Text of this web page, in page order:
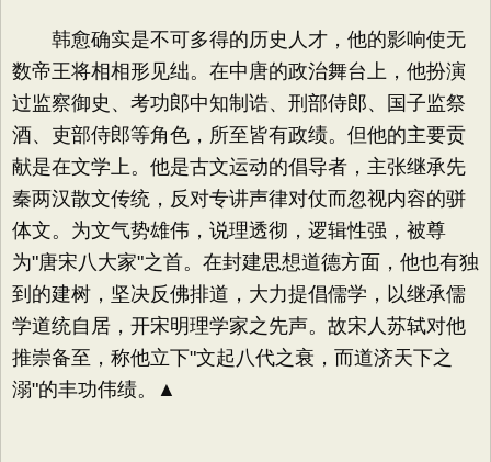
韩愈确实是不可多得的历史人才，他的影响使无
数帝王将相相形见绌。在中唐的政治舞台上，他扮演
过监察御史、考功郎中知制诰、刑部侍郎、国子监祭
酒、吏部侍郎等角色，所至皆有政绩。但他的主要贡
献是在文学上。他是古文运动的倡导者，主张继承先
秦两汉散文传统，反对专讲声律对仗而忽视内容的骈
体文。为文气势雄伟，说理透彻，逻辑性强，被尊
为"唐宋八大家"之首。在封建思想道德方面，他也有独
到的建树，坚决反佛排道，大力提倡儒学，以继承儒
学道统自居，开宋明理学家之先声。故宋人苏轼对他
推崇备至，称他立下"文起八代之衰，而道济天下之
溺"的丰功伟绩。▲